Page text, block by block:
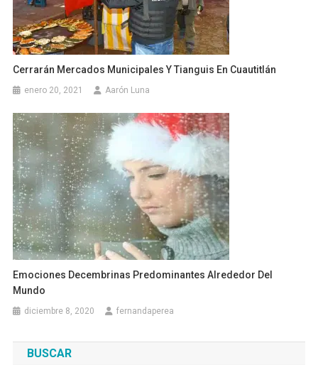
Cerrarán Mercados Municipales Y Tianguis En Cuautitlán
enero 20, 2021 Aarón Luna
Emociones Decembrinas Predominantes Alrededor Del
Mundo
diciembre 8, 2020 fernandaperea
BUSCAR